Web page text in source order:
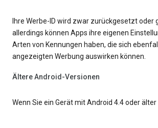
Ihre Werbe-ID wird zwar zurückgesetzt oder
allerdings können Apps ihre eigenen
Arten von Kennungen haben, die sich
angezeigten Werbung auswirken können.
Ältere Android-Versionen
Wenn Sie ein Gerät mit Android 4.4 oder älter